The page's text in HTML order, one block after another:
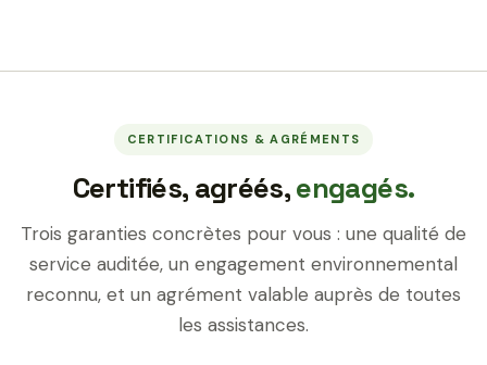
CERTIFICATIONS & AGRÉMENTS
Certifiés, agréés,engagés.
Trois garanties concrètes pour vous : une qualité de
service auditée, un engagement environnemental
reconnu, et un agrément valable auprès de toutes
les assistances.